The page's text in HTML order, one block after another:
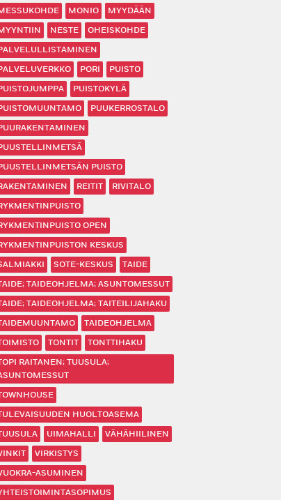
MONIO
MYYDÄÄN
NESTE
OHEISKOHDE
PORI
PUISTO
PUISTOKYLÄ
PUUKERROSTALO
PUISTO
REITIT
RIVITALO
OPEN
KESKUS
SOTE-KESKUS
TAIDE
TAIDEOHJELMA; ASUNTOMESSUT
TAIDEOHJELMA; TAITEILIJAHAKU
TAIDEOHJELMA
TONTIT
TONTTIHAKU
RAITANEN; TUUSULA;
HUOLTOASEMA
UIMAHALLI
VÄHÄHIILINEN
VIRKISTYS
ASUMINEN